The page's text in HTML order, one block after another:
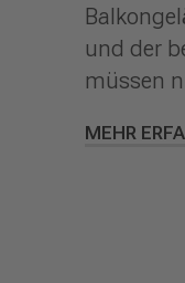
und der
müssen
MEHR